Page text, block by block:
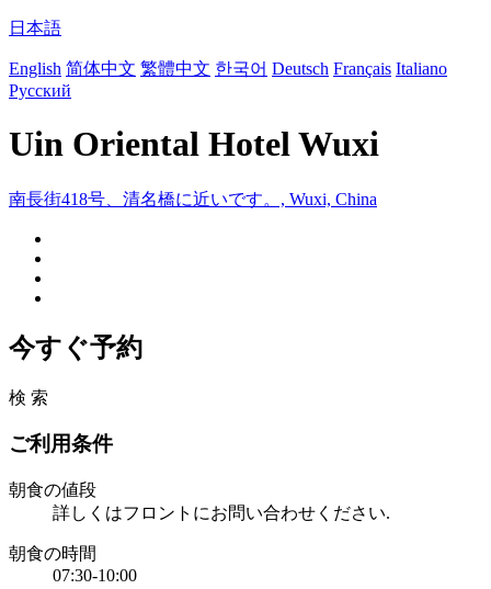
日本語
English 简体中文 繁體中文 한국어 Deutsch Français Italiano
Русский
Uin Oriental Hotel Wuxi
南長街418号、清名橋に近いです。, Wuxi, China
今すぐ予約
検 索
ご利用条件
朝食の値段
詳しくはフロントにお問い合わせください.
朝食の時間
07:30-10:00